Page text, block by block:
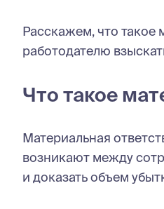
Расскажем, что такое
работодателю
Что такое
Материальная
возникают между
и доказать объем